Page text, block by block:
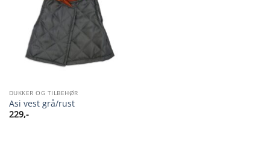
DUKKER OG TILBEHØR
Asi vest grå/rust
229,-